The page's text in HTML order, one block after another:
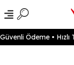
Ödeme • Hızlı